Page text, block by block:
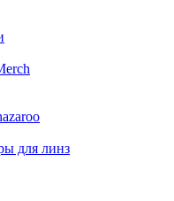
для линз